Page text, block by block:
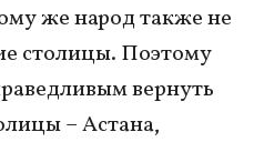
же народ также не
столицы. Поэтому
вернуть
– Астана,